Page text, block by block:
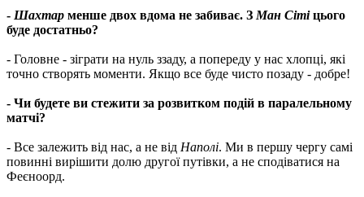
- Шахтар менше двох вдома не забиває. З Ман Сітіцього
буде достатньо?
- Головне - зіграти на нуль ззаду, а попереду у нас хлопці, які
точно створять моменти. Якщо все буде чисто позаду - добре!
- Чи будете ви стежити за розвитком подій в паралельному
матчі?
- Все залежить від нас, а не від Наполі. Ми в першу чергу самі
повинні вирішити долю другої путівки, а не сподіватися на
Феєноорд.